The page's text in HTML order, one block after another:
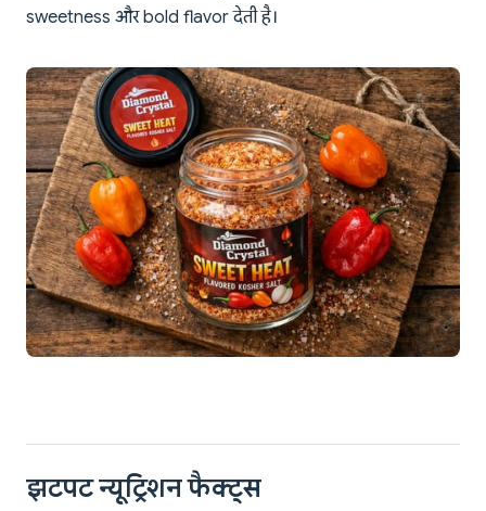
sweetness और bold flavor देती है।
झटपट न्यूट्रिशन फैक्ट्स